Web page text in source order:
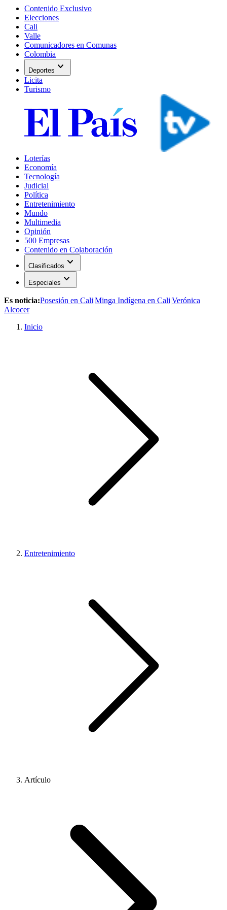
Contenido Exclusivo
Elecciones
Cali
Valle
Comunicadores en Comunas
Colombia
Deportes expand_more
Licita
Turismo
Loterías
Economía
Tecnología
Judicial
Política
Entretenimiento
Mundo
Multimedia
Opinión
500 Empresas
Contenido en Colaboración
Clasificados expand_more
Especiales expand_more
Es noticia:Posesión en Cali|Minga Indígena en Cali|Verónica
Alcocer
Inicio
Entretenimiento
Artículo